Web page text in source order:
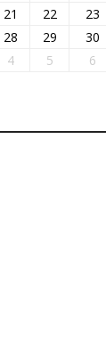
21 22
23
28 29
30
4 5 6